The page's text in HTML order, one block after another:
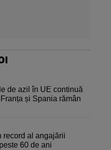
de azil în UE continuă
și Spania rămân
record al angajării
60 de ani